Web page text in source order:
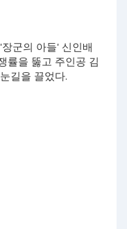
군의 아들' 신인배
률을 뚫고 주인공 김
길을 끌었다.